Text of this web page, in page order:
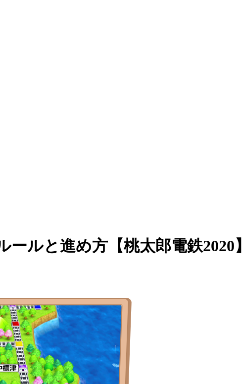
ールと進め方【桃太郎電鉄2020】